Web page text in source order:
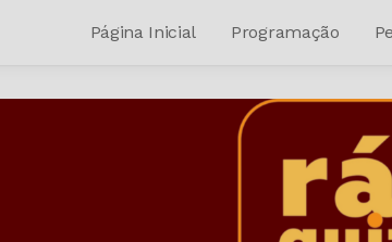
Página Inicial Programação